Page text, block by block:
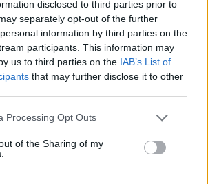
disclosed to third parties prior to
separately opt-out of the further
information by third parties on the
participants. This information may
us to third parties on the IAB’s List of
that may further disclose it to other
Processing Opt Outs
of the Sharing of my